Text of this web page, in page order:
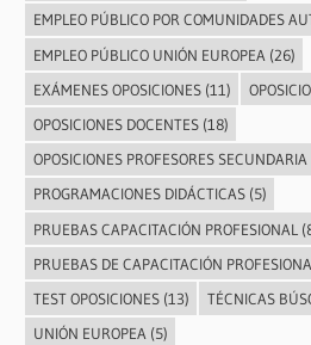
EMPLEO PÚBLICO POR COMUNIDADES
EMPLEO PÚBLICO UNIÓN EUROPEA (26)
EXÁMENES OPOSICIONES(11)
OPOSICIONES DOCENTES(18)
OPOSICIONES PROFESORES SECUNDARIA
PROGRAMACIONES DIDÁCTICAS(5)
PRUEBAS CAPACITACIÓN PROFESIONAL
PRUEBAS DE CAPACITACIÓN
TEST OPOSICIONES(13) TÉCNICAS
UNIÓN EUROPEA (5)